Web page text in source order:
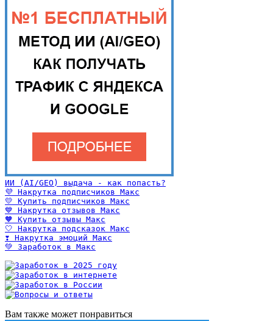
ИИ (AI/GEO) выдача - как попасть?
💜 Накрутка подписчиков Макс
💛 Купить подписчиков Макс
💙 Накрутка отзывов Макс
🧡 Купить отзывы Макс
🤍 Накрутка подсказок Макс
❣️ Накрутка эмоций Макс
💚 Заработок в Макс
Вам также может понравиться